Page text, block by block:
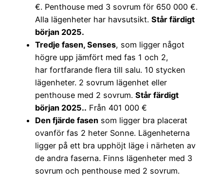
€. Penthouse med 3 sovrum för 650 000 €.
Alla lägenheter har havsutsikt. Står färdigt
början 2025.
Tredje fasen, Senses, som ligger något
högre upp jämfört med fas 1 och 2,
har fortfarande flera till salu. 10 stycken
lägenheter. 2 sovrum lägenhet eller
penthouse med 2 sovrum. Står färdigt
början 2025.. Från 401 000 €
Den fjärde fasen som ligger bra placerat
ovanför fas 2 heter Sonne. Lägenheterna
ligger på ett bra upphöjt läge i närheten av
de andra faserna. Finns lägenheter med 3
sovrum och penthouse med 2 sovrum.